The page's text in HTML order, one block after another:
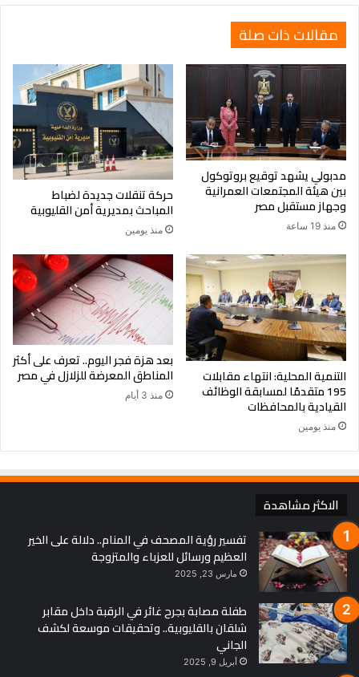
مقالات ذات صلة
مدبولي يشهد توقيع بروتوكول
بين هيئة المجتمعات العمرانية
وجهاز مستقبل مصر
منذ 19 ساعة
حركة تنقلات جديدة لضباط
المباحث بمديرية أمن القليوبية
منذ يومين
التنمية المحلية: انتهاء مقابلات
195 متقدمًا لمسابقة الوظائف
القيادية بالمحافظات
منذ يومين
بعد هزة فجر اليوم.. تعرف على أكثر
المناطق المعرضة للزلازل في مصر
منذ 3 أيام
الاكثر مشاهدة
تفسير رؤية المصحف في المنام.. دلالة على الخير
العظيم ورسائل للعزباء والمتزوجة
مارس 23, 2025
طفلة مصابة بجرح غائر في الرقبة داخل مقابر
شلقان بالقليوبية.. وتحقيقات موسعة لكشف
الجاني
أبريل 9, 2025